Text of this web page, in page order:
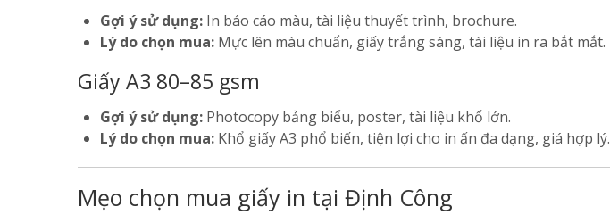
Gợi ý sử dụng: In báo cáo màu, tài liệu thuyết trình, brochure.
Lý do chọn mua: Mực lên màu chuẩn, giấy trắng sáng, tài liệu in ra bắt mắt.
Giấy A3 80–85 gsm
Gợi ý sử dụng: Photocopy bảng biểu, poster, tài liệu khổ lớn.
Lý do chọn mua: Khổ giấy A3 phổ biến, tiện lợi cho in ấn đa dạng, giá hợp lý.
Mẹo chọn mua giấy in tại Định Công